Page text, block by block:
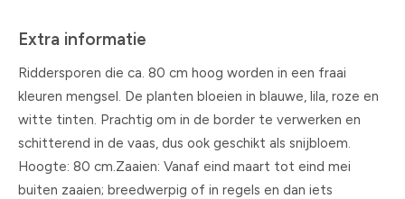
Extra informatie
Riddersporen die ca. 80 cm hoog worden in een fraai
kleuren mengsel. De planten bloeien in blauwe, lila, roze en
witte tinten. Prachtig om in de border te verwerken en
schitterend in de vaas, dus ook geschikt als snijbloem.
Hoogte: 80 cm.Zaaien: Vanaf eind maart tot eind mei
buiten zaaien; breedwerpig of in regels en dan iets